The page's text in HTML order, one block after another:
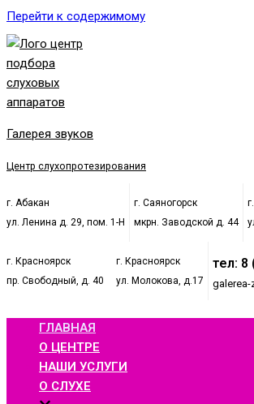
Перейти к содержимому
Галерея звуков
Центр слухопротезирования
г. Абакан
ул. Ленина д. 29, пом. 1-Н
г. Саяногорск
мкрн. Заводской д. 44
г. Красноярск
пр. Свободный, д. 40
г. Красноярск
ул. Молокова, д.17
тел: 8
galerea-
ГЛАВНАЯ
О ЦЕНТРЕ
НАШИ УСЛУГИ
О СЛУХЕ